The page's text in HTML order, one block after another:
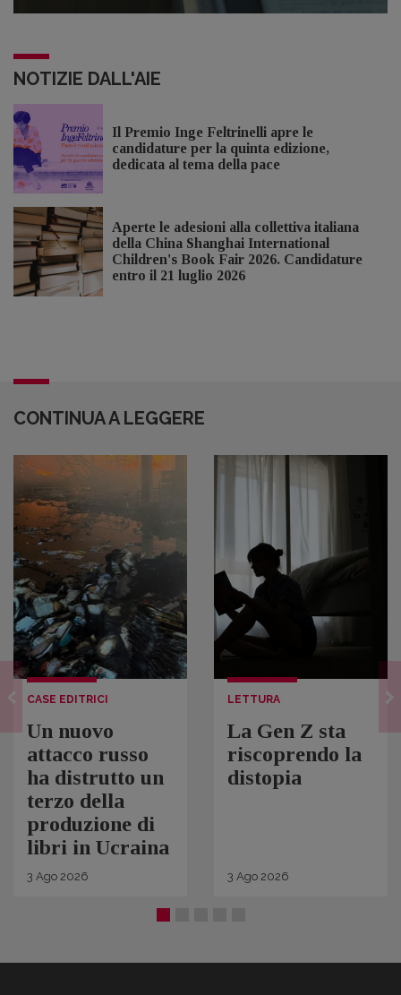
NOTIZIE DALL'AIE
Il Premio Inge Feltrinelli apre le
candidature per la quinta edizione,
dedicata al tema della pace
Aperte le adesioni alla collettiva italiana
della China Shanghai International
Children's Book Fair 2026. Candidature
entro il 21 luglio 2026
CONTINUA A LEGGERE
CASE EDITRICI
Un nuovo
attacco russo
ha distrutto un
terzo della
produzione di
libri in Ucraina
3 Ago 2026
LETTURA
La Gen Z sta
riscoprendo la
distopia
3 Ago 2026